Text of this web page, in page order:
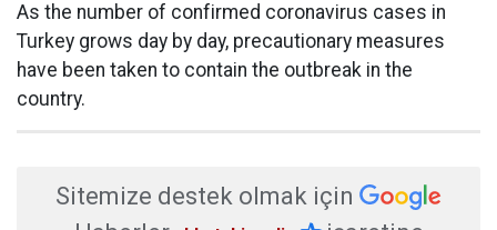
As the number of confirmed coronavirus cases in
Turkey grows day by day, precautionary measures
have been taken to contain the outbreak in the
country.
Sitemize destek olmak için